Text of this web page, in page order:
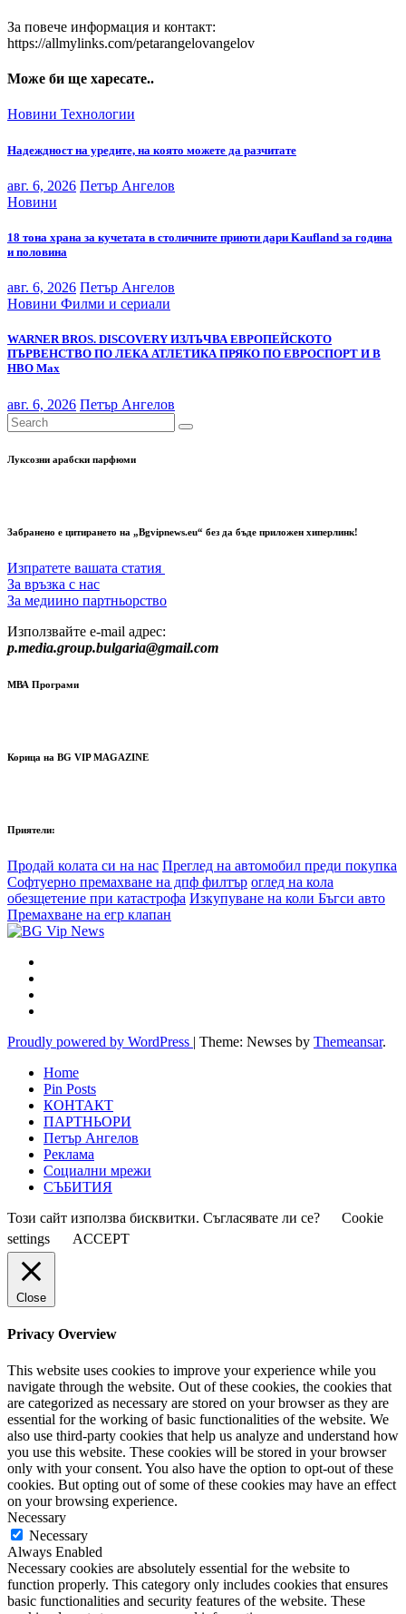
За повече информация и контакт:
https://allmylinks.com/petarangelovangelov
Може би ще харесате..
Новини Технологии
Надеждност на уредите, на която можете да разчитате
авг. 6, 2026 Петър Ангелов
Новини
18 тона храна за кучетата в столичните приюти дари Kaufland за година
и половина
авг. 6, 2026 Петър Ангелов
Новини Филми и сериали
WARNER BROS. DISCOVERY ИЗЛЪЧВА ЕВРОПЕЙСКОТО
ПЪРВЕНСТВО ПО ЛЕКА АТЛЕТИКА ПРЯКО ПО ЕВРОСПОРТ И В
НВО Мах
авг. 6, 2026 Петър Ангелов
Луксозни арабски парфюми
Забранено е цитирането на „Bgvipnews.eu“ без да бъде приложен хиперлинк!
Изпратете вашата статия
За връзка с нас
За медиино партньорство
Използвайте e-mail адрес:
p.media.group.bulgaria@gmail.com
МВА Програми
Корица на BG VIP MAGAZINE
Приятели:
Продай колата си на нас Преглед на автомобил преди покупка
Софтуерно премахване на дпф филтър оглед на кола
обезщетение при катастрофа Изкупуване на коли Бъгси авто
Премахване на егр клапан
Proudly powered by WordPress | Theme: Newses by Themeansar.
Home
Pin Posts
КОНТАКТ
ПАРТНЬОРИ
Петър Ангелов
Реклама
Социални мрежи
СЪБИТИЯ
Този сайт използва бисквитки. Съгласявате ли се?
Cookie
settings
ACCEPT
Close
Privacy Overview
This website uses cookies to improve your experience while you
navigate through the website. Out of these cookies, the cookies that
are categorized as necessary are stored on your browser as they are
essential for the working of basic functionalities of the website. We
also use third-party cookies that help us analyze and understand how
you use this website. These cookies will be stored in your browser
only with your consent. You also have the option to opt-out of these
cookies. But opting out of some of these cookies may have an effect
on your browsing experience.
Necessary
Necessary
Always Enabled
Necessary cookies are absolutely essential for the website to
function properly. This category only includes cookies that ensures
basic functionalities and security features of the website. These